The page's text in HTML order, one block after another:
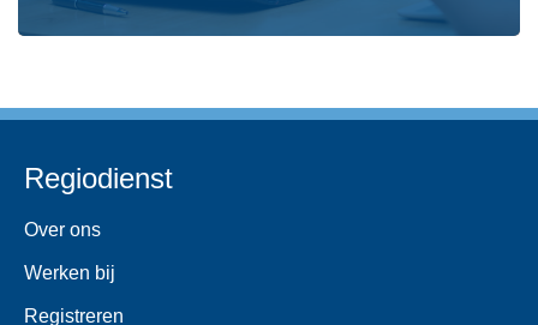
Regiodienst
Over ons
Werken bij
Registreren